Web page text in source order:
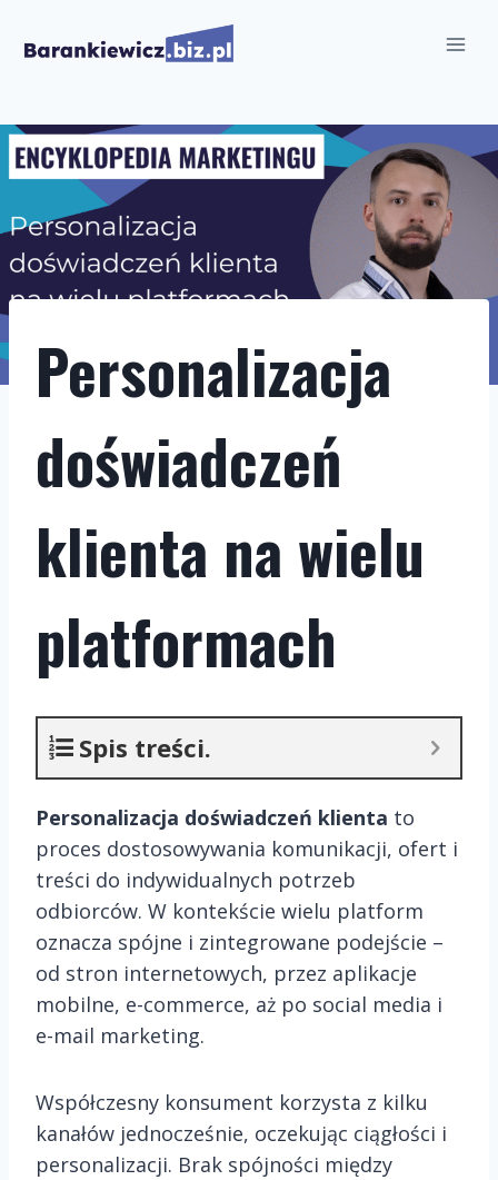
Personalizacja
doświadczeń
klienta na wielu
platformach
Spis treści.
Personalizacja doświadczeń klienta to
proces dostosowywania komunikacji, ofert i
treści do indywidualnych potrzeb
odbiorców. W kontekście wielu platform
oznacza spójne i zintegrowane podejście –
od stron internetowych, przez aplikacje
mobilne, e-commerce, aż po social media i
e-mail marketing.
Współczesny konsument korzysta z kilku
kanałów jednocześnie, oczekując ciągłości i
personalizacji. Brak spójności między